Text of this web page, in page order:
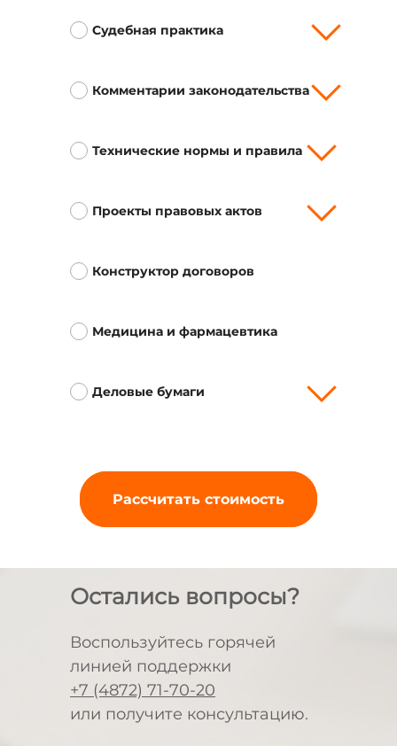
Судебная практика
Комментарии законодательства
Технические нормы и правила
Проекты правовых актов
Конструктор договоров
Медицина и фармацевтика
Деловые бумаги
Рассчитать стоимость
Остались вопросы?
Воспользуйтесь горячей
линией поддержки
+7 (4872) 71-70-20
или получите консультацию.